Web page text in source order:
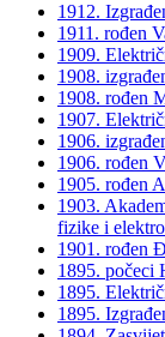
1912.
1911. rođen
1909.
1908.
1908. rođen
1907.
1906.
1906. rođen
1905. rođen
1903.
fizike i
1901. rođen
1895. počeci
1895.
1895.